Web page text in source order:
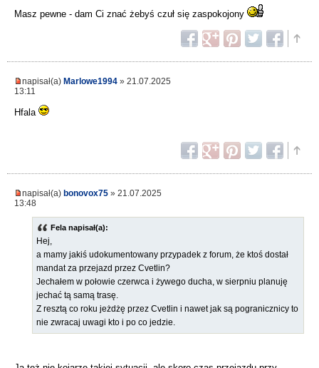
Masz pewne - dam Ci znać żebyś czuł się zaspokojony
napisał(a) Marlowe1994 » 21.07.2025
13:11
Hfala
napisał(a) bonovox75 » 21.07.2025
13:48
Fela napisał(a):
Hej,
a mamy jakiś udokumentowany przypadek z forum, że ktoś dostał
mandat za przejazd przez Cvetlin?
Jechałem w połowie czerwca i żywego ducha, w sierpniu planuję
jechać tą samą trasę.
Z resztą co roku jeżdżę przez Cvetlin i nawet jak są pogranicznicy to
nie zwracaj uwagi kto i po co jedzie.